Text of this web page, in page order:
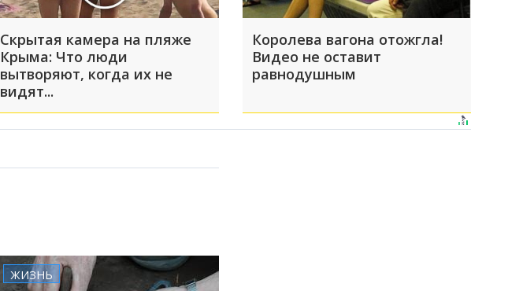
Скрытая камера на пляже
Крыма: Что люди
вытворяют, когда их не
видят...
Королева вагона отожгла!
Видео не оставит
равнодушным
ЖИЗНЬ